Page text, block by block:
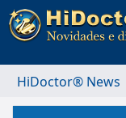
HiDoctor® News